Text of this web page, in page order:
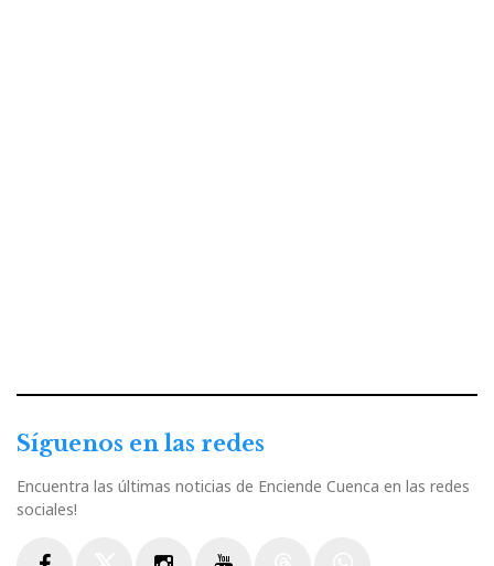
Síguenos en las redes
Encuentra las últimas noticias de Enciende Cuenca en las redes
sociales!